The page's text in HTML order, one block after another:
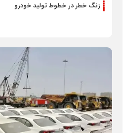
زنگ خطر در خطوط تولید خودرو